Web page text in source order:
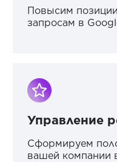
Повысим
запросам в
Управление
Сформируем
вашей компании